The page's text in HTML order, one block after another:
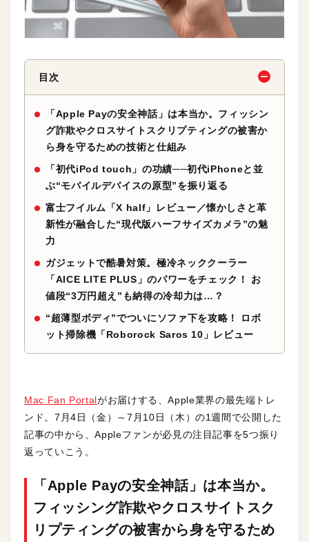
目次
「Apple Payの安全神話」は本当か。フィッシン
グ詐欺やクロスサイトスクリプティングの被害か
ら身を守るための技術と仕組み
「初代iPod touch」の功績──初代iPhoneと並
ぶ“モバイルデバイスの原型”を振り返る
富士フイルム「X half」レビュー／懐かしさと革
新性が融合した“現代版ハーフサイズカメラ”の魅
力
ガジェットで酷暑対策。極冷ネッククーラー
「AICE LITE PLUS」のパワーをチェック！ お
値段“3万円超え”も納得の冷却力は…？
“超薄型ボディ”でついにソファ下を攻略！ ロボ
ット掃除機「Roborock Saros 10」レビュー
Mac Fan Portalがお届けする、Apple業界の最先端トレ
ンド。7月4日（金）～7月10日（木）の1週間で公開した
記事の中から、Appleファンが必見の注目記事を5つ振り
返っていこう。
「Apple Payの安全神話」は本当か。
フィッシング詐欺やクロスサイトスク
リプティングの被害から身を守るため